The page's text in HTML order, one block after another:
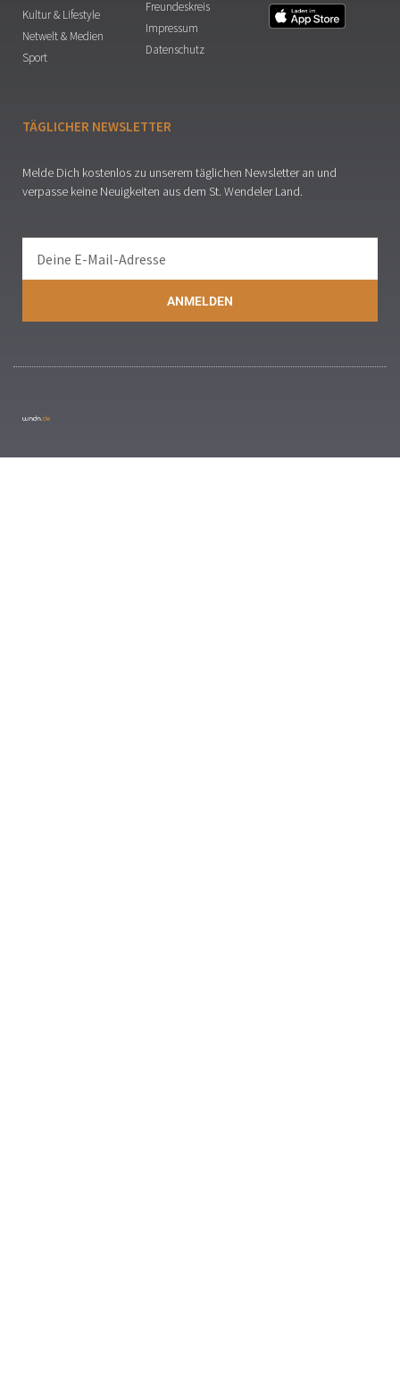
Kultur & Lifestyle
Netwelt & Medien
Sport
Freundeskreis
Impressum
Datenschutz
TÄGLICHER NEWSLETTER
Melde Dich kostenlos zu unserem täglichen Newsletter an und
verpasse keine Neuigkeiten aus dem St. Wendeler Land.
ANMELDEN